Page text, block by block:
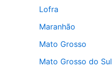
Lofra
Maranhão
Mato Grosso
Mato Grosso do Sul